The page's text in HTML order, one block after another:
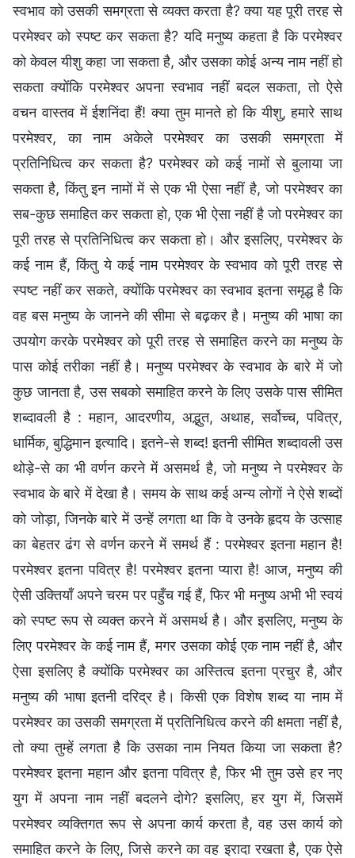
स्वभाव को उसकी समग्रता से व्यक्त करता है? क्या यह पूरी तरह से
परमेश्वर को स्पष्ट कर सकता है? यदि मनुष्य कहता है कि परमेश्वर
को केवल यीशु कहा जा सकता है, और उसका कोई अन्य नाम नहीं हो
सकता क्योंकि परमेश्वर अपना स्वभाव नहीं बदल सकता, तो ऐसे
वचन वास्तव में ईशनिंदा हैं! क्या तुम मानते हो कि यीशु, हमारे साथ
परमेश्वर, का नाम अकेले परमेश्वर का उसकी समग्रता में
प्रतिनिधित्व कर सकता है? परमेश्वर को कई नामों से बुलाया जा
सकता है, किंतु इन नामों में से एक भी ऐसा नहीं है, जो परमेश्वर का
सब-कुछ समाहित कर सकता हो, एक भी ऐसा नहीं है जो परमेश्वर का
पूरी तरह से प्रतिनिधित्व कर सकता हो। और इसलिए, परमेश्वर के
कई नाम हैं, किंतु ये कई नाम परमेश्वर के स्वभाव को पूरी तरह से
स्पष्ट नहीं कर सकते, क्योंकि परमेश्वर का स्वभाव इतना समृद्ध है कि
वह बस मनुष्य के जानने की सीमा से बढ़कर है। मनुष्य की भाषा का
उपयोग करके परमेश्वर को पूरी तरह से समाहित करने का मनुष्य के
पास कोई तरीका नहीं है। मनुष्य परमेश्वर के स्वभाव के बारे में जो
कुछ जानता है, उस सबको समाहित करने के लिए उसके पास सीमित
शब्दावली है : महान, आदरणीय, अद्भुत, अथाह, सर्वोच्च, पवित्र,
धार्मिक, बुद्धिमान इत्यादि। इतने-से शब्द! इतनी सीमित शब्दावली उस
थोड़े-से का भी वर्णन करने में असमर्थ है, जो मनुष्य ने परमेश्वर के
स्वभाव के बारे में देखा है। समय के साथ कई अन्य लोगों ने ऐसे शब्दों
को जोड़ा, जिनके बारे में उन्हें लगता था कि वे उनके हृदय के उत्साह
का बेहतर ढंग से वर्णन करने में समर्थ हैं : परमेश्वर इतना महान है!
परमेश्वर इतना पवित्र है! परमेश्वर इतना प्यारा है! आज, मनुष्य की
ऐसी उक्तियाँ अपने चरम पर पहुँच गई हैं, फिर भी मनुष्य अभी भी स्वयं
को स्पष्ट रूप से व्यक्त करने में असमर्थ है। और इसलिए, मनुष्य के
लिए परमेश्वर के कई नाम हैं, मगर उसका कोई एक नाम नहीं है, और
ऐसा इसलिए है क्योंकि परमेश्वर का अस्तित्व इतना प्रचुर है, और
मनुष्य की भाषा इतनी दरिद्र है। किसी एक विशेष शब्द या नाम में
परमेश्वर का उसकी समग्रता में प्रतिनिधित्व करने की क्षमता नहीं है,
तो क्या तुम्हें लगता है कि उसका नाम नियत किया जा सकता है?
परमेश्वर इतना महान और इतना पवित्र है, फिर भी तुम उसे हर नए
युग में अपना नाम नहीं बदलने दोगे? इसलिए, हर युग में, जिसमें
परमेश्वर व्यक्तिगत रूप से अपना कार्य करता है, वह उस कार्य को
समाहित करने के लिए, जिसे करने का वह इरादा रखता है, एक ऐसे